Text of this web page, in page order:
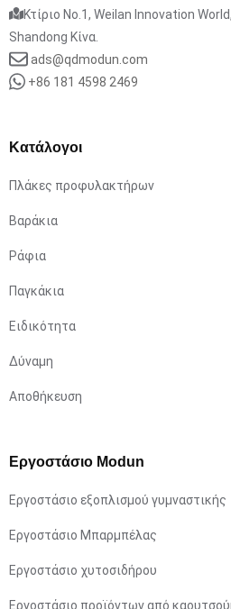
Κτίριο No.1, Weilan Innovation
Shandong Κίνα.
ads@qdmodun.com
+86 181 4598 2469
Κατάλογοι
Πλάκες προφυλακτήρων
Βαράκια
Ράφια
Παγκάκια
Ειδικότητα
Δύναμη
Αποθήκευση
Εργοστάσιο Modun
Εργοστάσιο εξοπλισμού γυμναστικής
Εργοστάσιο Μπαρμπέλας
Εργοστάσιο χυτοσιδήρου
Εργοστάσιο προϊόντων από